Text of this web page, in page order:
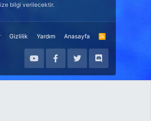
bilgi verilecektir.
Gizlilik Yardım Anasayfa
R
S